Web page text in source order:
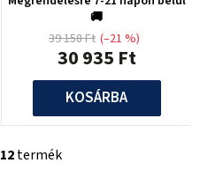
🚚
30 935 Ft
39 158 Ft (–21 %)
KOSÁRBA
L
12termék